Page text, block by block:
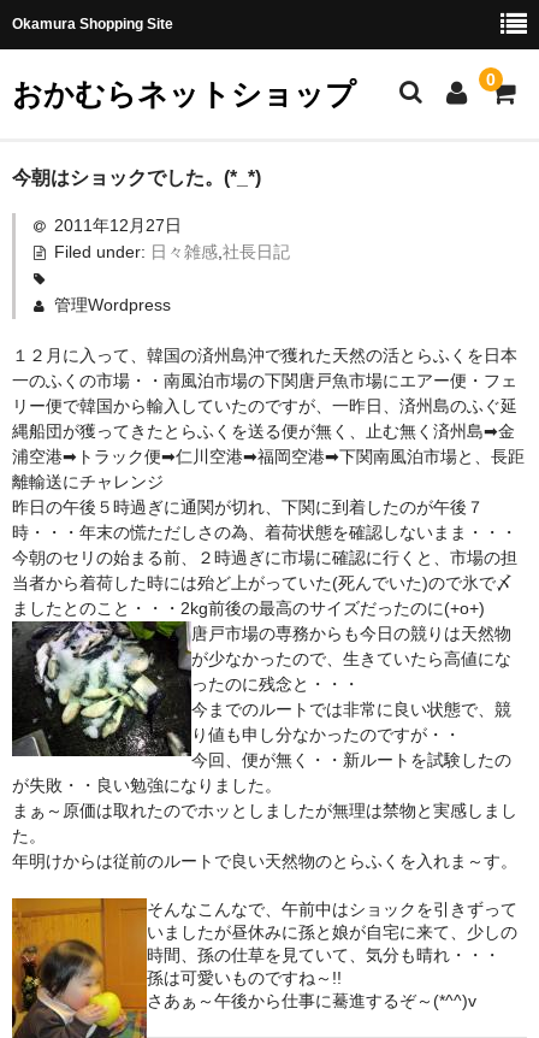
Okamura Shopping Site
おかむらネットショップ 0
商品
社長日記
味噌
天然とらふぐ
国産とらふぐ
料理セット
刺身セット
鍋セット
身欠き
その他ふぐセット
特定商取引法に基づく表示
今朝はショックでした。(*_*)
2011年12月27日
Filed under: 日々雑感, 社長日記
管理Wordpress
１２月に入って、韓国の済州島沖で獲れた天然の活とらふくを日本
一のふくの市場・・南風泊市場の下関唐戸魚市場にエアー便・フェ
リー便で韓国から輸入していたのですが、一昨日、済州島のふぐ延
縄船団が獲ってきたとらふくを送る便が無く、止む無く済州島➡金
浦空港➡トラック便➡仁川空港➡福岡空港➡下関南風泊市場と、長距
離輸送にチャレンジ
昨日の午後５時過ぎに通関が切れ、下関に到着したのが午後７
時・・・年末の慌ただしさの為、着荷状態を確認しないまま・・・
今朝のセリの始まる前、２時過ぎに市場に確認に行くと、市場の担
当者から着荷した時には殆ど上がっていた(死んでいた)ので氷で〆
ましたとのこと・・・2kg前後の最高のサイズだったのに(+o+)
唐戸市場の専務からも今日の競りは天然物
が少なかったので、生きていたら高値にな
ったのに残念と・・・
今までのルートでは非常に良い状態で、競
り値も申し分なかったのですが・・
今回、便が無く・・新ルートを試験したの
が失敗・・良い勉強になりました。
まぁ～原価は取れたのでホッとしましたが無理は禁物と実感しまし
た。
年明けからは従前のルートで良い天然物のとらふくを入れま～す。
そんなこんなで、午前中はショックを引きずって
いましたが昼休みに孫と娘が自宅に来て、少しの
時間、孫の仕草を見ていて、気分も晴れ・・・
孫は可愛いものですね～!!
さあぁ～午後から仕事に驀進するぞ～(*^^)v